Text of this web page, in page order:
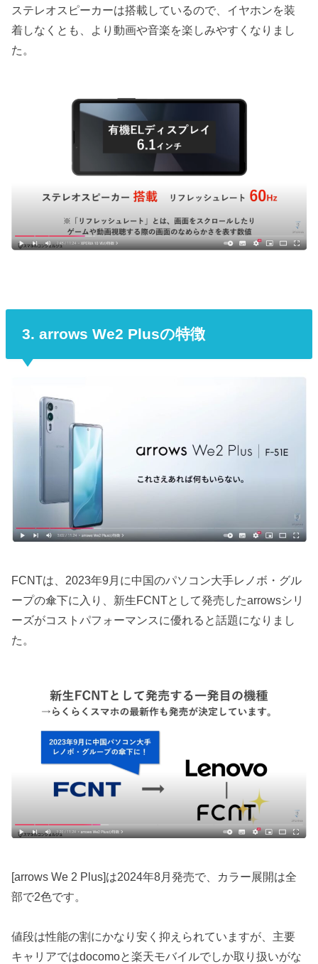
ステレオスピーカーは搭載しているので、イヤホンを装
着しなくとも、より動画や音楽を楽しみやすくなりまし
た。
3. arrows We2 Plusの特徴
FCNTは、2023年9月に中国のパソコン大手レノボ・グル
ープの傘下に入り、新生FCNTとして発売したarrowsシリ
ーズがコストパフォーマンスに優れると話題になりまし
た。
[arrows We 2 Plus]は2024年8月発売で、カラー展開は全
部で2色です。
値段は性能の割にかなり安く抑えられていますが、主要
キャリアではdocomoと楽天モバイルでしか取り扱いがな